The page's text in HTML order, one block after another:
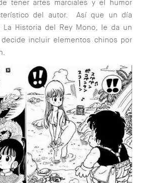
tener artes marciales y el humor
del autor. Así que un día
Historia del Rey Mono, le da un
incluir elementos chinos por